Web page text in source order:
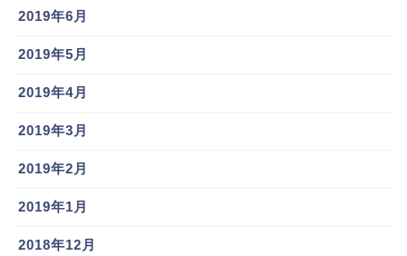
2019年6月
2019年5月
2019年4月
2019年3月
2019年2月
2019年1月
2018年12月